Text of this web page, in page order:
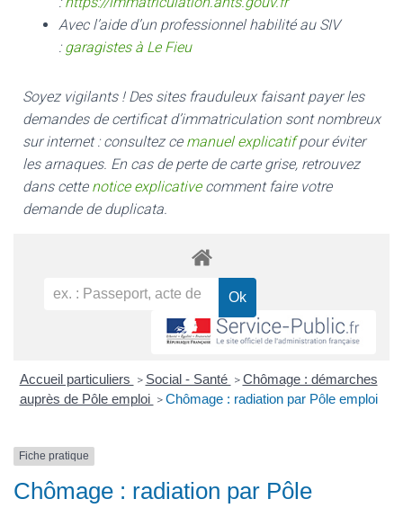
Avec l’aide d’un professionnel habilité au SIV
: garagistes à Le Fieu
Soyez vigilants ! Des sites frauduleux faisant payer les
demandes de certificat d’immatriculation sont nombreux
sur internet : consultez ce manuel explicatifpour éviter
les arnaques. En cas de perte de carte grise, retrouvez
dans cette notice explicativecomment faire votre
demande de duplicata.
Accueil particuliers > Social - Santé > Chômage : démarches
auprès de Pôle emploi > Chômage : radiation par Pôle emploi
Fiche pratique
Chômage : radiation par Pôle